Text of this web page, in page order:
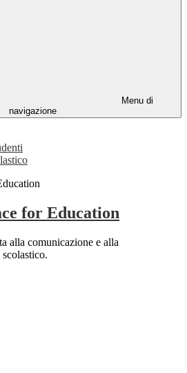
Menu di
navigazione
for Education
alla comunicazione e alla